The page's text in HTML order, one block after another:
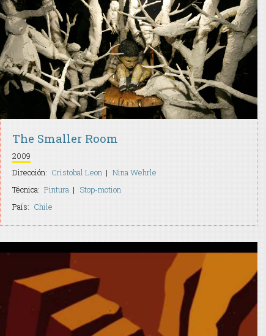
The Smaller Room
2009
Dirección: Cristobal Leon
Nina Wehrle
Técnica: Pintura
Stop-motion
País: Chile